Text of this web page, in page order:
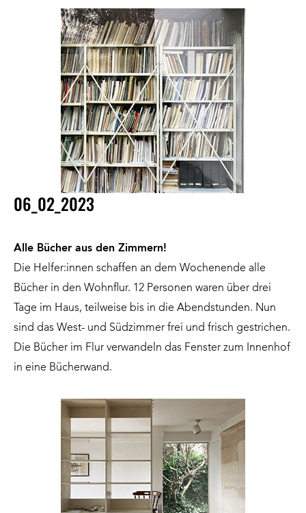
06_02_2023
Alle Bücher aus den Zimmern!
Die Helfer:innen schaffen an dem Wochenende alle
Bücher in den Wohnflur. 12 Personen waren über drei
Tage im Haus, teilweise bis in die Abendstunden. Nun
sind das West- und Südzimmer frei und frisch gestrichen.
Die Bücher im Flur verwandeln das Fenster zum Innenhof
in eine Bücherwand.